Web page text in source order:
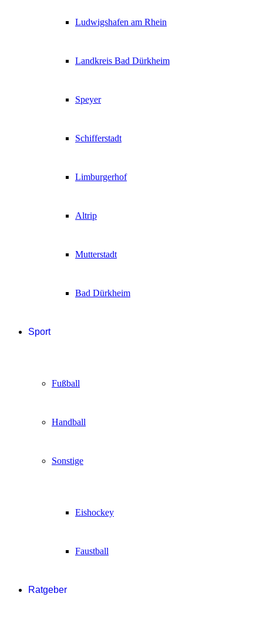
Ludwigshafen am Rhein
Landkreis Bad Dürkheim
Speyer
Schifferstadt
Limburgerhof
Altrip
Mutterstadt
Bad Dürkheim
Sport
Fußball
Handball
Sonstige
Eishockey
Faustball
Ratgeber